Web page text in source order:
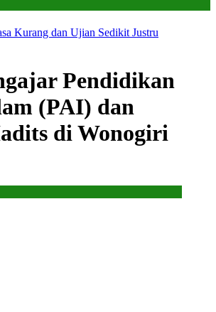
Kurang dan Ujian Sedikit Justru
Pendidikan
(PAI) dan
di Wonogiri